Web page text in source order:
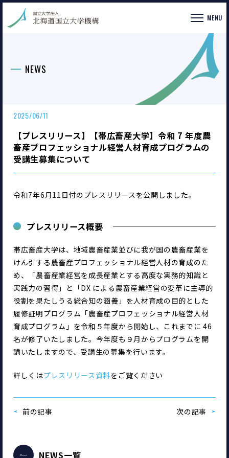
MENU
NEWS
2025/06/11
【プレスリリース】【帯広畜産大学】令和 7 年度農
畜産プロフェッショナル経営人材育成プログラムの
受講生募集について
令和7年6月11日付のプレスリリースを公開しました。
プレスリリース概要
帯広畜産大学は、地域農畜産業並びに我が国の農畜産業を
けん引する農畜産プロフェッショナル経営人材の育成のた
め、「農畜産業経営を成長産業とする高度な実務的知識と
実践力の習得」と「DX による農畜産業経営の変革に主導的
役割を果たしうる総合知の涵養」を人材育成の目的とした
履修証明プログラム「農畜産プロフェッショナル経営人材
育成プログラム」を令和５年度から開始し、これまでに 46
名が修了いたしました。今年度も９月からプログラムを開
講いたしますので、受講生の募集を行います。
詳しくはプレスリリース資料をご覧ください
前の記事 次の記事
NEWS一覧